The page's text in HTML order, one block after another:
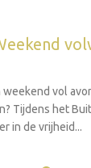
weekend vol
Tijdens het
in de vrijheid...